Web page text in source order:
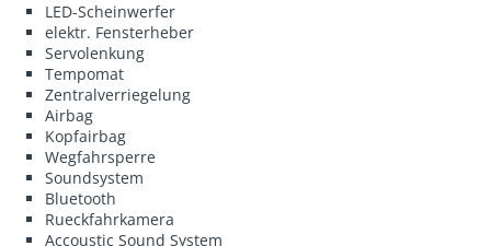
LED-Scheinwerfer
elektr. Fensterheber
Servolenkung
Tempomat
Zentralverriegelung
Airbag
Kopfairbag
Wegfahrsperre
Soundsystem
Bluetooth
Rueckfahrkamera
Accoustic Sound System